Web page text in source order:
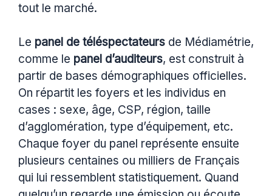
tout le marché.
Le panel de téléspectateurs de Médiamétrie,
comme le panel d’auditeurs, est construit à
partir de bases démographiques officielles.
On répartit les foyers et les individus en
cases : sexe, âge, CSP, région, taille
d’agglomération, type d’équipement, etc.
Chaque foyer du panel représente ensuite
plusieurs centaines ou milliers de Français
qui lui ressemblent statistiquement. Quand